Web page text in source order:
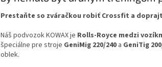
Prestaňte so zváračkou robiť Crossfit a
Náš podvozok KOWAX je Rolls-Royce medzi
špeciálne pre stroje GeniMig 220/240 a GeniTig
oblek.